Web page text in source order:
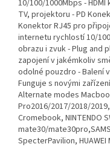
10/100/1000Mbps -
TV, projektoru - PD
Konektor RJ45 pro
internetu rychlostí 10/
obrazu i zvuk - Plug and
zapojení v jakémkoliv
odolné pouzdro - Balení
Funguje s novými
Alternate modes
Pro2016/2017/2018/
Cromebook, NINTENDO
mate30/
SpecterPavilion,